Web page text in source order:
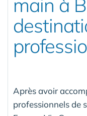
main à
Après avoir
professionnels de